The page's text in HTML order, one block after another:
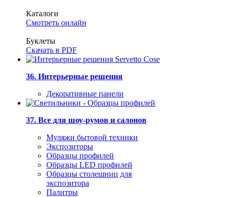
Каталоги
Смотреть онлайн
Буклеты
Скачать в PDF
36. Интерьерные решения
Декоративные панели
37. Все для шоу-румов и салонов
Муляжи бытовой техники
Экспозиторы
Образцы профилей
Образцы LED профилей
Образцы столешниц для
экспозитора
Палитры